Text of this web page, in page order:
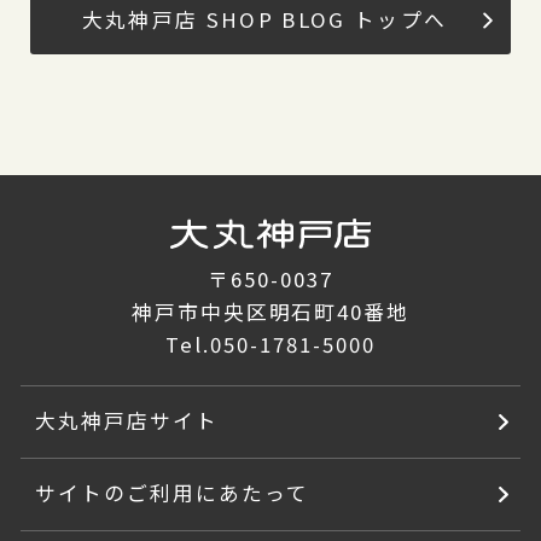
大丸神戸店 SHOP BLOG トップへ
〒650-0037
神戸市中央区明石町40番地
Tel.050-1781-5000
大丸神戸店サイト
サイトのご利用にあたって